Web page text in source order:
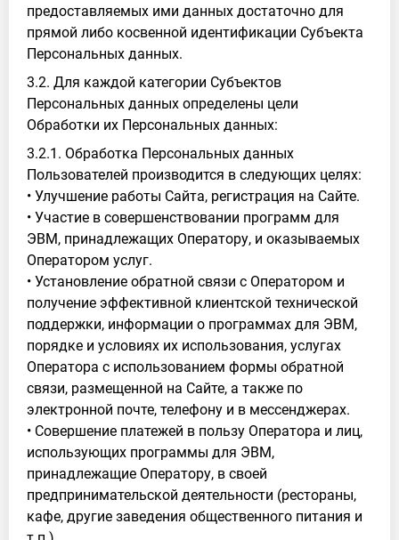
предоставляемых ими данных достаточно для
прямой либо косвенной идентификации Субъекта
Персональных данных.
3.2. Для каждой категории Субъектов
Персональных данных определены цели
Обработки их Персональных данных:
3.2.1. Обработка Персональных данных
Пользователей производится в следующих целях:
• Улучшение работы Сайта, регистрация на Сайте.
• Участие в совершенствовании программ для
ЭВМ, принадлежащих Оператору, и оказываемых
Оператором услуг.
• Установление обратной связи с Оператором и
получение эффективной клиентской технической
поддержки, информации о программах для ЭВМ,
порядке и условиях их использования, услугах
Оператора с использованием формы обратной
связи, размещенной на Сайте, а также по
электронной почте, телефону и в мессенджерах.
• Совершение платежей в пользу Оператора и лиц,
использующих программы для ЭВМ,
принадлежащие Оператору, в своей
предпринимательской деятельности (рестораны,
кафе, другие заведения общественного питания и